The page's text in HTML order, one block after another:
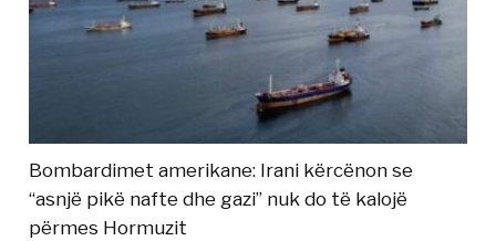
Bombardimet amerikane: Irani kërcënon se
“asnjë pikë nafte dhe gazi” nuk do të kalojë
përmes Hormuzit